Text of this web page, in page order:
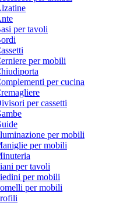
per tavoli
per mobili
per cucina
per cassetti
per mobili
per mobili
per tavoli
per mobili
per mobili